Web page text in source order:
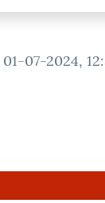
01-07-2024,